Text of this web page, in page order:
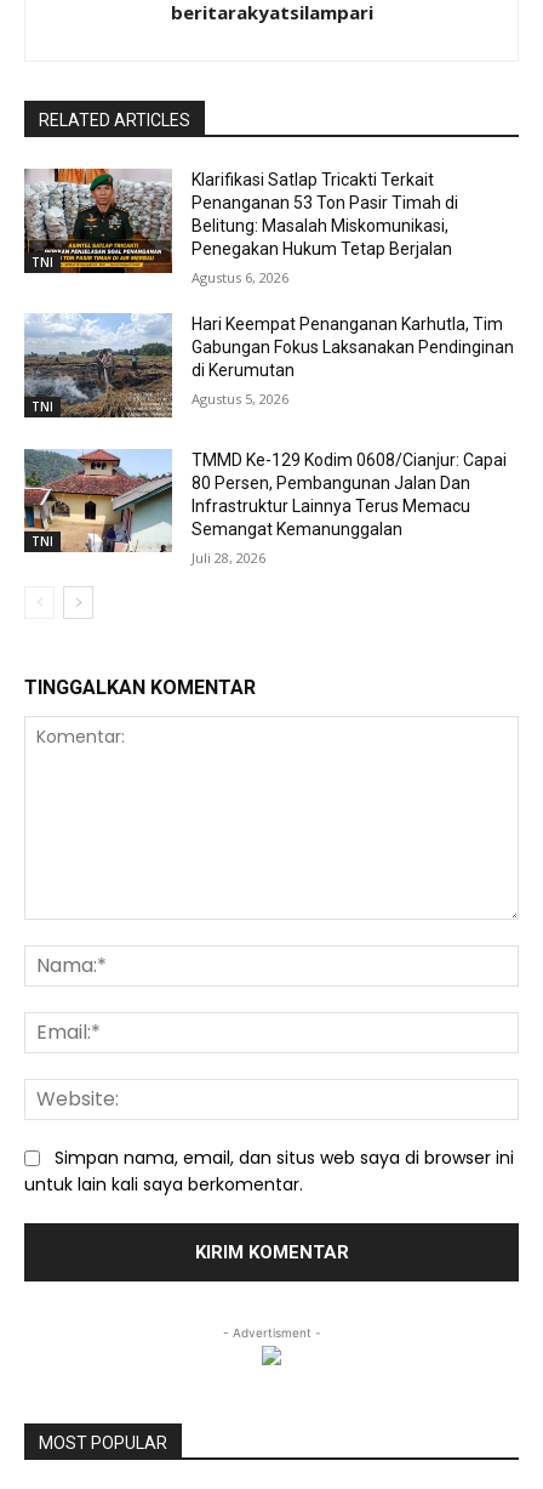
beritarakyatsilampari
RELATED ARTICLES
TNI
Klarifikasi Satlap Tricakti Terkait
Penanganan 53 Ton Pasir Timah di
Belitung: Masalah Miskomunikasi,
Penegakan Hukum Tetap Berjalan
Agustus 6, 2026
TNI
Hari Keempat Penanganan Karhutla, Tim
Gabungan Fokus Laksanakan Pendinginan
di Kerumutan
Agustus 5, 2026
TNI
TMMD Ke-129 Kodim 0608/Cianjur: Capai
80 Persen, Pembangunan Jalan Dan
Infrastruktur Lainnya Terus Memacu
Semangat Kemanunggalan
Juli 28, 2026
TINGGALKAN KOMENTAR
Simpan nama, email, dan situs web saya di browser ini
untuk lain kali saya berkomentar.
- Advertisment -
MOST POPULAR